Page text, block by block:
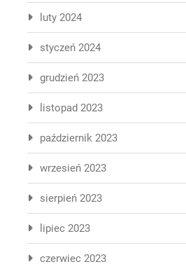
luty 2024
styczeń 2024
grudzień 2023
listopad 2023
październik 2023
wrzesień 2023
sierpień 2023
lipiec 2023
czerwiec 2023